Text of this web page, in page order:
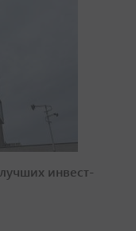
инвест-